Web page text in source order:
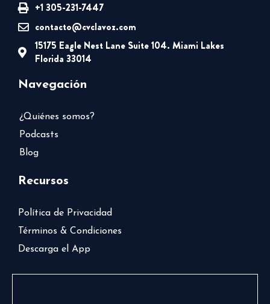
+1 305-231-7447
contacto@cvclavoz.com
15175 Eagle Nest Lane Suite 104. Miami Lakes
Florida 33014
Navegación
¿Quiénes somos?
Podcasts
Blog
Recursos
Política de Privacidad
Términos & Condiciones
Descarga el App